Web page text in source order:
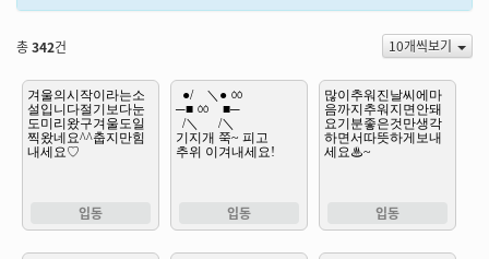
총342건 10개씩보기
입동 입동 입동